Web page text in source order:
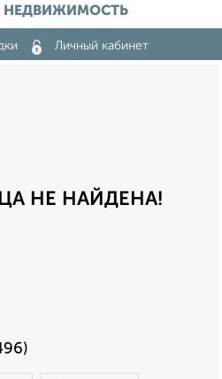
НЕДВИЖИМОСТЬ
Личный кабинет
НЕ НАЙДЕНА!